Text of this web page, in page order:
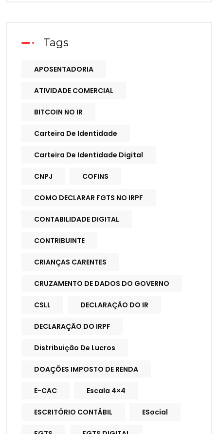
Tags
APOSENTADORIA
ATIVIDADE COMERCIAL
BITCOIN NO IR
Carteira De Identidade
Carteira De Identidade Digital
CNPJ COFINS
COMO DECLARAR FGTS NO IRPF
CONTABILIDADE DIGITAL
CONTRIBUINTE
CRIANÇAS CARENTES
CRUZAMENTO DE DADOS DO GOVERNO
CSLL DECLARAÇÃO DO IR
DECLARAÇÃO DO IRPF
Distribuição De Lucros
DOAÇÕES IMPOSTO DE RENDA
E-CAC Escala 4×4
ESCRITÓRIO CONTÁBIL ESocial